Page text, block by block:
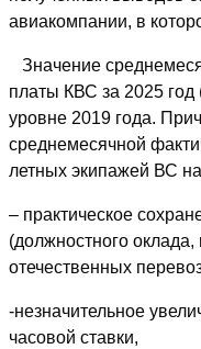
авиакомпании, в
Значение
платы КВС за 2025
уровне 2019 года.
среднемесячной
летных экипажей ВС
– практическое
(должностного
отечественных
-незначительное
часовой ставки,